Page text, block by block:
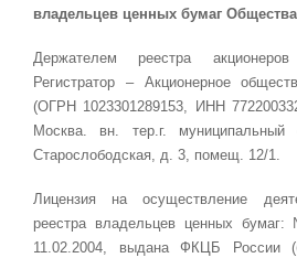
владельцев ценных бумаг Общества
Держателем реестра
Регистратор – Акционерное
(ОГРН 1023301289153, ИНН
Москва. вн. тер.г. муниципальный
Старослободская, д. 3, помещ. 12/1.
Лицензия на осуществление
реестра владельцев ценных
11.02.2004, выдана ФКЦБ России